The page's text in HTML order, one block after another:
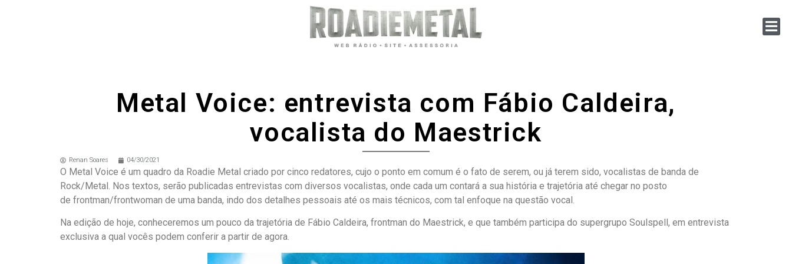
Metal Voice: entrevista com Fábio Caldeira,
vocalista do Maestrick
Renan Soares 04/30/2021
O Metal Voice é um quadro da Roadie Metal criado por cinco redatores, cujo o ponto em comum é o fato de serem, ou já terem sido, vocalistas de banda de
Rock/Metal. Nos textos, serão publicadas entrevistas com diversos vocalistas, onde cada um contará a sua história e trajetória até chegar no posto
de frontman/frontwoman de uma banda, indo dos detalhes pessoais até os mais técnicos, com tal enfoque na questão vocal.
Na edição de hoje, conheceremos um pouco da trajetória de Fábio Caldeira, frontman do Maestrick, e que também participa do supergrupo Soulspell, em entrevista
exclusiva a qual vocês podem conferir a partir de agora.